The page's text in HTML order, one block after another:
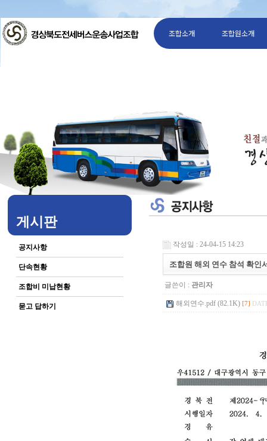
조합소개 조합원소개
게시판
공지사항
단속현황
조합비 미납현황
묻고 답하기
작성일 : 24-04-15 14:23
조합원 해외 연수 참석 확인
글쓴이 : 관리자
해외연수.pdf (82.1K) [7]